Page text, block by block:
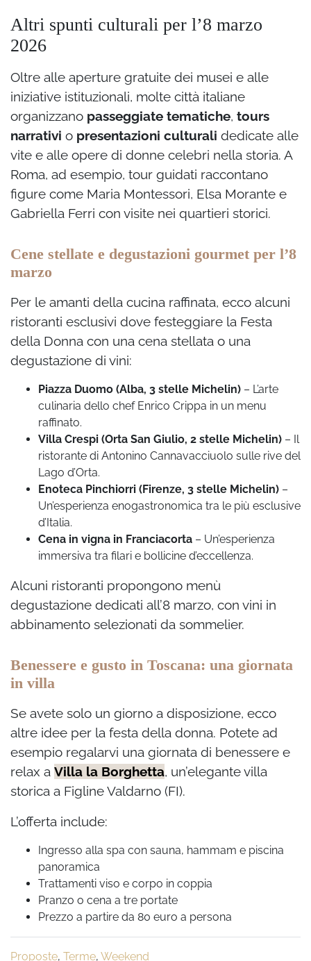
Altri spunti culturali per l’8 marzo
2026
Oltre alle aperture gratuite dei musei e alle
iniziative istituzionali, molte città italiane
organizzano passeggiate tematiche, tours
narrativi o presentazioni culturali dedicate alle
vite e alle opere di donne celebri nella storia. A
Roma, ad esempio, tour guidati raccontano
figure come Maria Montessori, Elsa Morante e
Gabriella Ferri con visite nei quartieri storici.
Cene stellate e degustazioni gourmet per l’8
marzo
Per le amanti della cucina raffinata, ecco alcuni
ristoranti esclusivi dove festeggiare la Festa
della Donna con una cena stellata o una
degustazione di vini:
Piazza Duomo (Alba, 3 stelle Michelin) – L’arte
culinaria dello chef Enrico Crippa in un menu
raffinato.
Villa Crespi (Orta San Giulio, 2 stelle Michelin) – Il
ristorante di Antonino Cannavacciuolo sulle rive del
Lago d’Orta.
Enoteca Pinchiorri (Firenze, 3 stelle Michelin) –
Un’esperienza enogastronomica tra le più esclusive
d’Italia.
Cena in vigna in Franciacorta – Un’esperienza
immersiva tra filari e bollicine d’eccellenza.
Alcuni ristoranti propongono menù
degustazione dedicati all’8 marzo, con vini in
abbinamento selezionati da sommelier.
Benessere e gusto in Toscana: una giornata
in villa
Se avete solo un giorno a disposizione, ecco
altre idee per la festa della donna. Potete ad
esempio regalarvi una giornata di benessere e
relax a Villa la Borghetta, un’elegante villa
storica a Figline Valdarno (FI).
L’offerta include:
Ingresso alla spa con sauna, hammam e piscina
panoramica
Trattamenti viso e corpo in coppia
Pranzo o cena a tre portate
Prezzo a partire da 80 euro a persona
Proposte, Terme, Weekend